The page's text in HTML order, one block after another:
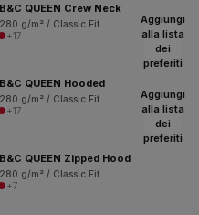
B&C QUEEN Crew Neck
280 g/m² / Classic Fit
+17
Aggiungi
alla lista
dei
preferiti
B&C QUEEN Hooded
280 g/m² / Classic Fit
+17
Aggiungi
alla lista
dei
preferiti
B&C QUEEN Zipped Hood
280 g/m² / Classic Fit
+7